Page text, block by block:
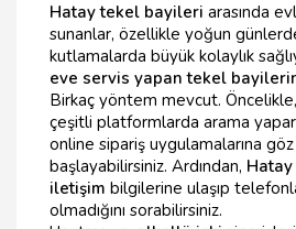
Hatay tekel bayileri arasında
sunanlar, özellikle yoğun
kutlamalarda büyük kolaylık
eve servis yapan tekel
Birkaç yöntem mevcut.
çeşitli platformlarda arama
online sipariş uygulamalarına
başlayabilirsiniz. Ardından,
iletişim bilgilerine ulaşıp
olmadığını sorabilirsiniz.